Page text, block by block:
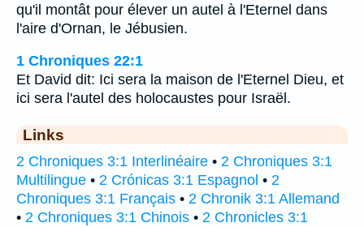
qu'il montât pour élever un autel à l'Eternel dans
l'aire d'Ornan, le Jébusien.
1 Chroniques 22:1
Et David dit: Ici sera la maison de l'Eternel Dieu, et
ici sera l'autel des holocaustes pour Israël.
Links
2 Chroniques 3:1 Interlinéaire • 2 Chroniques 3:1
Multilingue • 2 Crónicas 3:1 Espagnol • 2
Chroniques 3:1 Français • 2 Chronik 3:1 Allemand
• 2 Chroniques 3:1 Chinois • 2 Chronicles 3:1